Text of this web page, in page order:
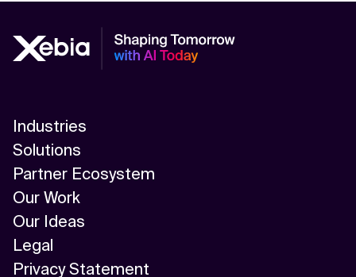
Industries
Solutions
Partner Ecosystem
Our Work
Our Ideas
Legal
Privacy Statement